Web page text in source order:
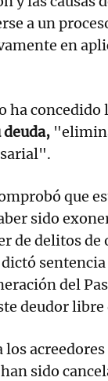
a un
en
ha concedido
que
sido
de delitos
del
deudor
los
sido